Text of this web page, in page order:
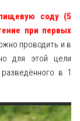
соду (5
при первых
проводить и в
для этой цели
в 1